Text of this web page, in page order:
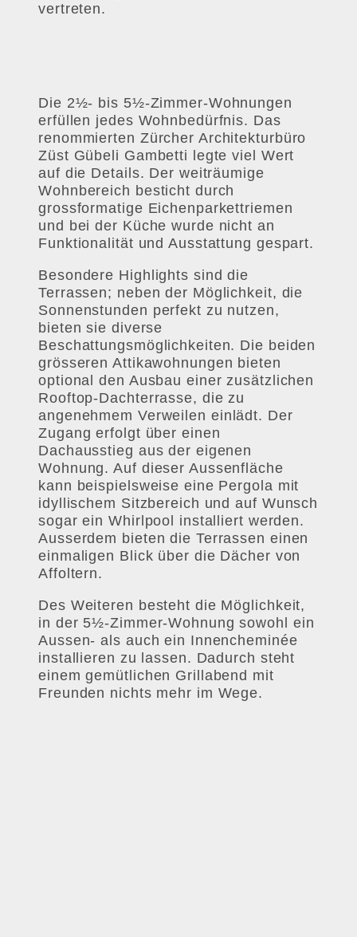
vertreten.
Die 2½- bis 5½-Zimmer-Wohnungen
erfüllen jedes Wohnbedürfnis. Das
renommierten Zürcher Architekturbüro
Züst Gübeli Gambetti legte viel Wert
auf die Details. Der weiträumige
Wohnbereich besticht durch
grossformatige Eichenparkettriemen
und bei der Küche wurde nicht an
Funktionalität und Ausstattung gespart.
Besondere Highlights sind die
Terrassen; neben der Möglichkeit, die
Sonnenstunden perfekt zu nutzen,
bieten sie diverse
Beschattungsmöglichkeiten. Die beiden
grösseren Attikawohnungen bieten
optional den Ausbau einer zusätzlichen
Rooftop-Dachterrasse, die zu
angenehmem Verweilen einlädt. Der
Zugang erfolgt über einen
Dachausstieg aus der eigenen
Wohnung. Auf dieser Aussenfläche
kann beispielsweise eine Pergola mit
idyllischem Sitzbereich und auf Wunsch
sogar ein Whirlpool installiert werden.
Ausserdem bieten die Terrassen einen
einmaligen Blick über die Dächer von
Affoltern.
Des Weiteren besteht die Möglichkeit,
in der 5½-Zimmer-Wohnung sowohl ein
Aussen- als auch ein Innencheminée
installieren zu lassen. Dadurch steht
einem gemütlichen Grillabend mit
Freunden nichts mehr im Wege.